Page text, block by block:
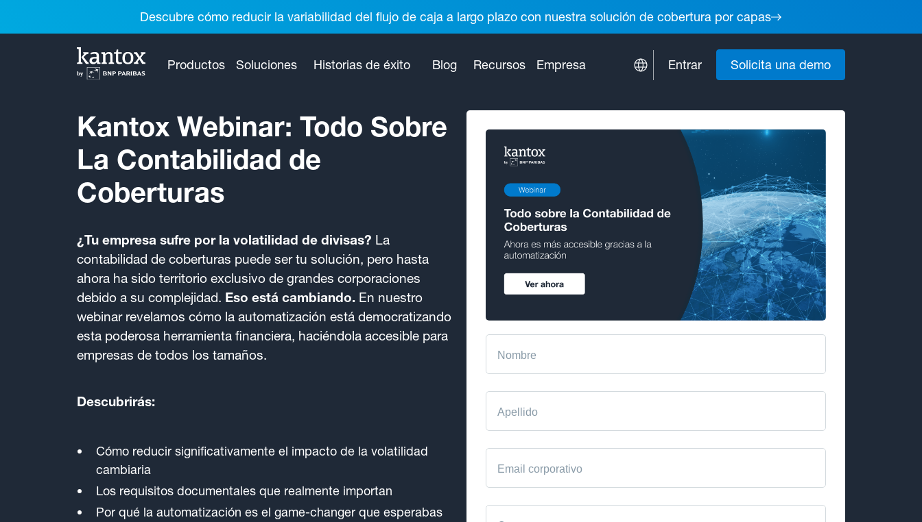
Descubre cómo reducir la variabilidad del flujo de caja a largo plazo con nuestra solución de cobertura por capas
Productos Soluciones Historias de éxito Blog Recursos Empresa Entrar Solicita una demo
Kantox Webinar: Todo Sobre
La Contabilidad de
Coberturas
¿Tu empresa sufre por la volatilidad de divisas? La
contabilidad de coberturas puede ser tu solución, pero hasta
ahora ha sido territorio exclusivo de grandes corporaciones
debido a su complejidad. Eso está cambiando. En nuestro
webinar revelamos cómo la automatización está democratizando
esta poderosa herramienta financiera, haciéndola accesible para
empresas de todos los tamaños.
Descubrirás:
Cómo reducir significativamente el impacto de la volatilidad
cambiaria
Los requisitos documentales que realmente importan
Por qué la automatización es el game-changer que esperabas